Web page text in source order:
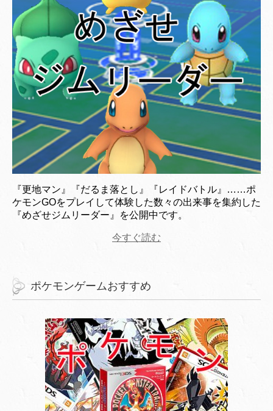
『更地マン』『だるま落とし』『レイドバトル』……ポ
ケモンGOをプレイして体験した数々の出来事を集約した
『めざせジムリーダー』を公開中です。
今すぐ読む
ポケモンゲームおすすめ